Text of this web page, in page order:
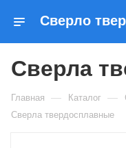
Сверла
Главная — Каталог —
Сверла твердосплавные